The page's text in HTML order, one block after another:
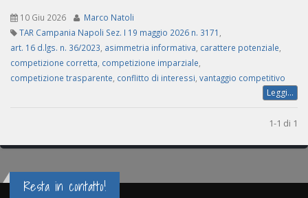
10 Giu 2026
Marco Natoli
TAR Campania Napoli Sez. I 19 maggio 2026 n. 3171
art. 16 d.lgs. n. 36/2023 asimmetria informativa carattere potenziale
competizione corretta competizione imparziale
competizione trasparente conflitto di interessi vantaggio competitivo
Leggi...
1-1 di 1
Resta in contatto!